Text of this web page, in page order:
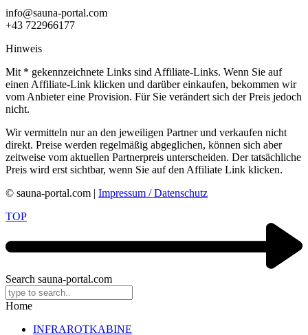
info@sauna-portal.com
+43 722966177
Hinweis
Mit * gekennzeichnete Links sind Affiliate-Links. Wenn Sie auf
einen Affiliate-Link klicken und darüber einkaufen, bekommen wir
vom Anbieter eine Provision. Für Sie verändert sich der Preis jedoch
nicht.
Wir vermitteln nur an den jeweiligen Partner und verkaufen nicht
direkt. Preise werden regelmäßig abgeglichen, können sich aber
zeitweise vom aktuellen Partnerpreis unterscheiden. Der tatsächliche
Preis wird erst sichtbar, wenn Sie auf den Affiliate Link klicken.
© sauna-portal.com | Impressum / Datenschutz
TOP
Search sauna-portal.com
Home
INFRAROTKABINE